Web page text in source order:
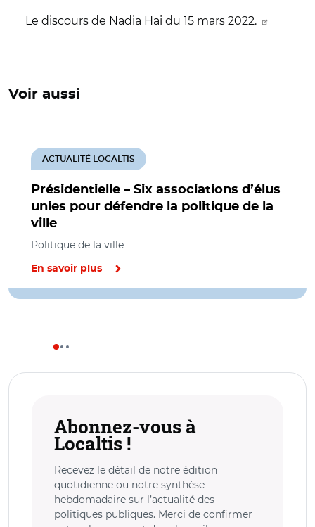
Le discours de Nadia Hai du 15 mars 2022.
Voir aussi
Présidentielle – Six associations d’élus
unies pour défendre la politique de la
ville
ACTUALITÉ LOCALTIS
Politique de la ville
En savoir plus
Abonnez-vous à
Localtis !
Recevez le détail de notre édition
quotidienne ou notre synthèse
hebdomadaire sur l’actualité des
politiques publiques. Merci de confirmer